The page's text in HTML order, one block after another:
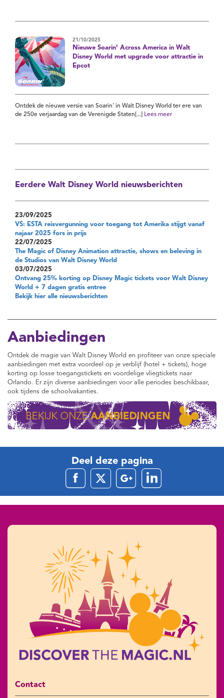
21/10/2025
Nieuwe Soarin' Across America in Walt
Disney World met upgrade voor attractie in
Epcot
Ontdek de nieuwe versie van Soarin' in Walt Disney World ter ere van
de 250e verjaardag van de Verenigde Staten[...]
Lees meer
Eerdere Walt Disney World nieuwsberichten
23/09/2025
VS: ESTA reisvergunning voor toegang tot Amerika stijgt vanaf
najaar 2025 fors in prijs
22/07/2025
The Magic of Disney Animation attractie, shows en beleving in
de Studios van Walt Disney World
03/07/2025
Ontvang 25% korting op Disney Magic tickets voor Walt Disney
World + 7 dagen gratis entree
Bekijk hier alle nieuwsberichten
Aanbiedingen
Ontdek de magie van Walt Disney World en profiteer van onze speciale
aanbiedingen met extra voordeel op je verblijf (hotel + tickets), hoge
korting op losse toegangstickets en voordelige vliegtickets naar
Orlando. Er zijn diverse aanbiedingen voor alle periodes beschikbaar,
ook tijdens de schoolvakanties.
Deel deze pagina
Contact